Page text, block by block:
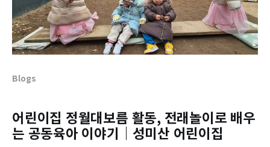
Blogs
어린이집 정월대보름 활동, 전래놀이로 배우
는 공동육아 이야기｜성미산 어린이집